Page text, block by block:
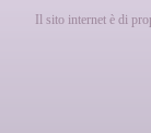
Il sito internet è di